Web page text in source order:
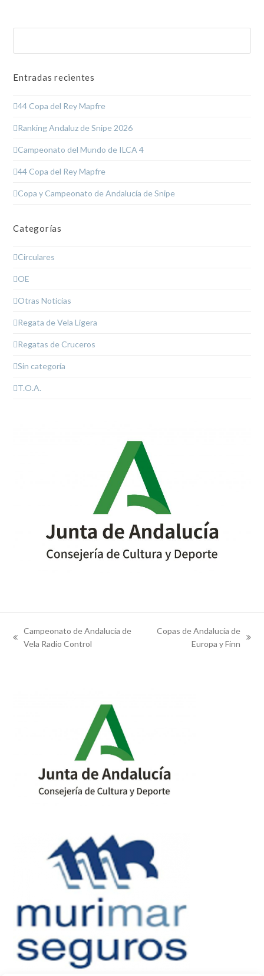
Entradas recientes
44 Copa del Rey Mapfre
Ranking Andaluz de Snipe 2026
Campeonato del Mundo de ILCA 4
44 Copa del Rey Mapfre
Copa y Campeonato de Andalucía de Snipe
Categorías
Circulares
OE
Otras Noticias
Regata de Vela Ligera
Regatas de Cruceros
Sin categoría
T.O.A.
previous
Campeonato de Andalucía de
Vela Radio Control
Copas de Andalucía de
Europa y Finn